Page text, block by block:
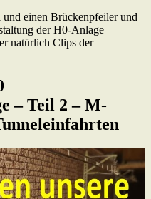
einen Brückenpfeiler und
der H0-Anlage
natürlich Clips der
– Teil 2 – M-